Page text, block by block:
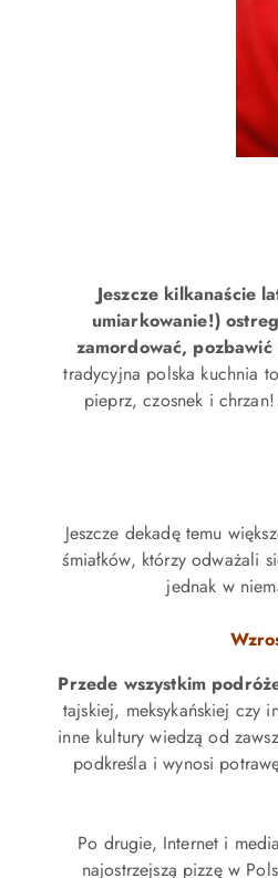
Jeszcze kilkanaście
umiarkowanie!)
zamordować,
tradycyjna polska kuchnia
pieprz, czosnek i
Jeszcze dekadę temu
śmiałków, którzy odważali
jednak w
Przede wszystkim
tajskiej, meksykańskiej czy
inne kultury wiedzą od
podkreśla i wynosi
Po drugie, Internet i
najostrzejszą pizzę w